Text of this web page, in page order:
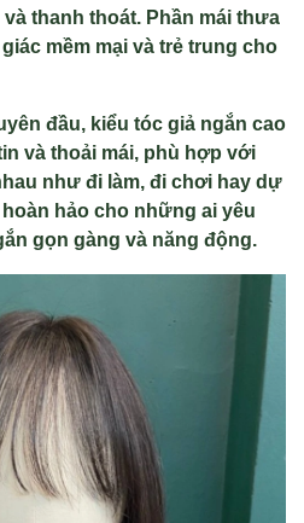
thanh thoát. Phần mái thưa
mềm mại và trẻ trung cho
đầu, kiểu tóc giả ngắn cao
và thoải mái, phù hợp với
như đi làm, đi chơi hay dự
hảo cho những ai yêu
gọn gàng và năng động.